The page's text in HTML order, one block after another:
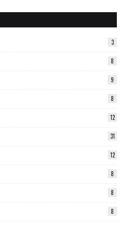
3
8
9
8
12
31
12
8
8
8